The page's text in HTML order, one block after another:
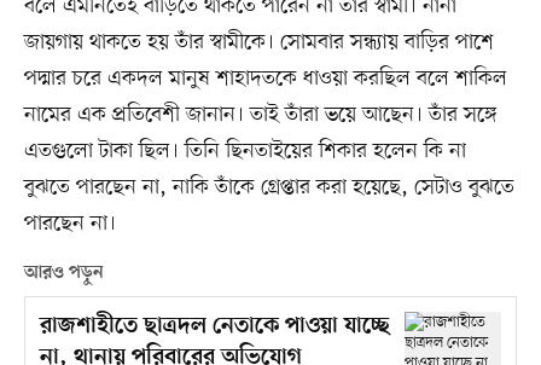
বলে এমনিতেই বাড়িতে থাকতে পারেন না তাঁর স্বামী। নানা
জায়গায় থাকতে হয় তাঁর স্বামীকে। সোমবার সন্ধ্যায় বাড়ির পাশে
পদ্মার চরে একদল মানুষ শাহাদতকে ধাওয়া করছিল বলে শাকিল
নামের এক প্রতিবেশী জানান। তাই তাঁরা ভয়ে আছেন। তাঁর সঙ্গে
এতগুলো টাকা ছিল। তিনি ছিনতাইয়ের শিকার হলেন কি না
বুঝতে পারছেন না, নাকি তাঁকে গ্রেপ্তার করা হয়েছে, সেটাও বুঝতে
পারছেন না।
আরও পড়ুন
রাজশাহীতে ছাত্রদল নেতাকে পাওয়া যাচ্ছে
না, থানায় পরিবারের অভিযোগ